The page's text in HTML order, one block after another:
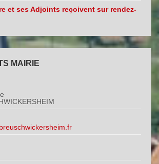
et ses Adjoints reçoivent sur rendez-
MAIRIE